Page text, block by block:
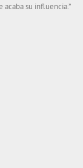
acaba su influencia.”